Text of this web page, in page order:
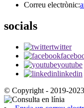
Correu electrònic:
socials
twitter
youtube
linkedin
© Copyright - 2019-2023